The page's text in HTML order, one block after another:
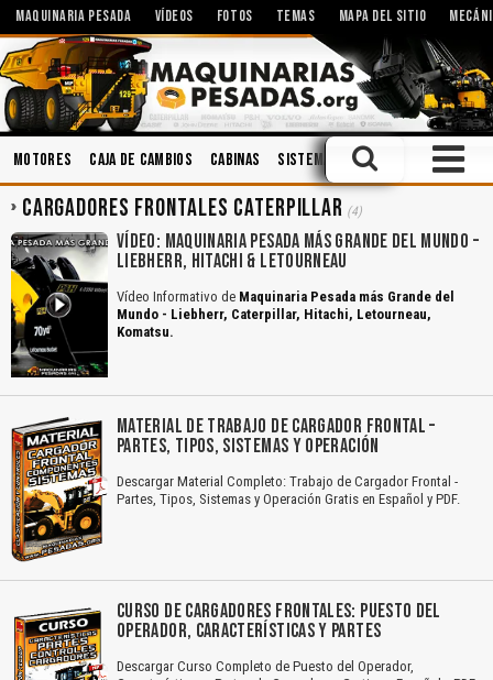
MAQUINARIA PESADA VÍDEOS FOTOS TEMAS MAPA DEL SITIO
Motores Caja de Cambios Cabinas Sistemas Hidráulicos
CARGADORES FRONTALES CATERPILLAR (4)
VÍDEO: MAQUINARIA PESADA MÁS GRANDE DEL MUNDO –
LIEBHERR, HITACHI & LETOURNEAU
Vídeo Informativo de Maquinaria Pesada más Grande del
Mundo - Liebherr, Caterpillar, Hitachi, Letourneau,
Komatsu.
MATERIAL DE TRABAJO DE CARGADOR FRONTAL –
PARTES, TIPOS, SISTEMAS Y OPERACIÓN
Descargar Material Completo: Trabajo de Cargador Frontal -
Partes, Tipos, Sistemas y Operación Gratis en Español y PDF.
CURSO DE CARGADORES FRONTALES: PUESTO DEL
OPERADOR, CARACTERÍSTICAS Y PARTES
Descargar Curso Completo de Puesto del Operador,